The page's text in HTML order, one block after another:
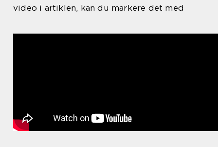
video i artiklen, kan du markere det med